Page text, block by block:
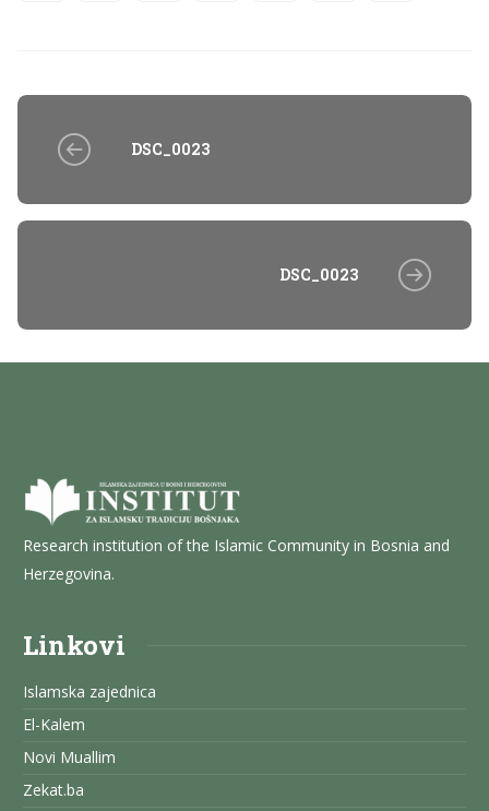
DSC_0023
DSC_0023
Research institution of the Islamic Community in Bosnia and
Herzegovina.
Linkovi
Islamska zajednica
El-Kalem
Novi Muallim
Zekat.ba